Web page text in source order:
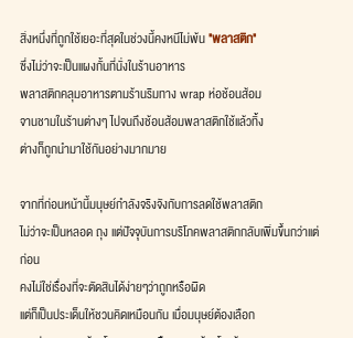
สิ่งหนึ่งที่ถูกใช้เยอะที่สุดในช่วงนี้คงหนีไม่พ้น "พลาสติก"
ซึ่งไม่ว่าจะเป็นแผงกั้นที่นั่งในร้านอาหาร
พลาสติกคลุมอาหารตามร้านริมทาง wrap ห่อช้อนส้อม
จานชามในร้านต่างๆ ไปจนถึงช้อนส้อมพลาสติกใช้แล้วทิ้ง
ต่างก็ถูกนำมาใช้กันอย่างมากมาย
จากที่ก่อนหน้านี้มนุษย์กำลังจริงจังกับการลดใช้พลาสติก
ไม่ว่าจะเป็นหลอด ถุง แต่ปัจจุบันการบริโภคพลาสติกกลับเพิ่มขึ้นกว่าแต่
ก่อน
คงไม่ใช่เรื่องที่จะตัดสินได้ง่ายๆว่าถูกหรือผิด
แต่ก็เป็นประเด็นให้ชวนคิดเหมือนกัน เมื่อมนุษย์ต้องเลือก